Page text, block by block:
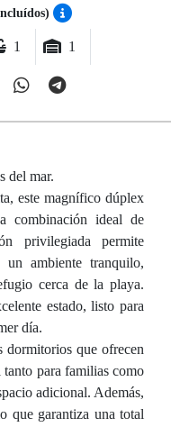
1 1
del mar.
este magnífico dúplex
combinación ideal de
privilegiada permite
ambiente tranquilo,
cerca de la playa.
estado, listo para
día.
dormitorios que ofrecen
para familias como
adicional. Además,
que garantiza una total